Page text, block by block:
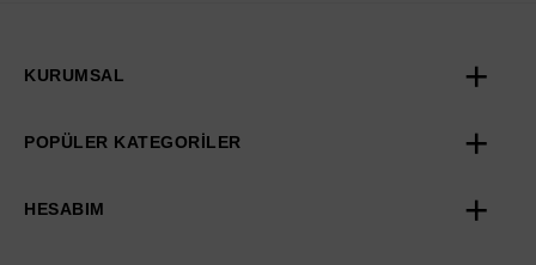
KURUMSAL
POPÜLER KATEGORİLER
HESABIM